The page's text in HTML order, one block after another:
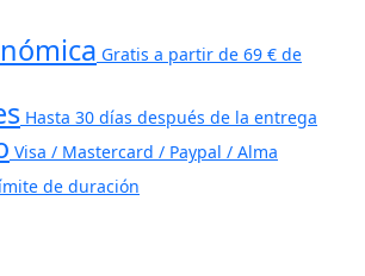
Gratis a partir de 69 € de
Hasta 30 días después de la entrega
Visa / Mastercard / Paypal / Alma
de duración